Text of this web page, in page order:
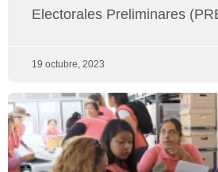
Electorales Preliminares
19 octubre, 2023